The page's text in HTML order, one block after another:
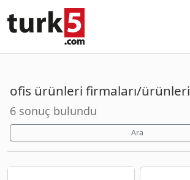
ofis ürünleri firmaları/ürünleri
6 sonuç bulundu
Ara